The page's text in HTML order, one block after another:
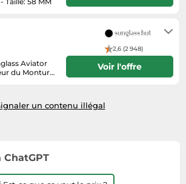
Aviator
du Monture:
2,6 (2 948)
Voir l'offre
un contenu illégal
ChatGPT